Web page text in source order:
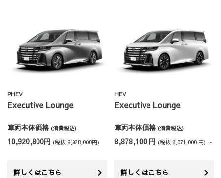
PHEV
Executive Lounge
車両本体価格 (消費税込)
10,920,800円 (税抜 9,928,000円)
詳しくはこちら
HEV
Executive Lounge
車両本体価格 (消費税込)
8,878,100 円 (税抜 8,071,000 円) ～
詳しくはこちら